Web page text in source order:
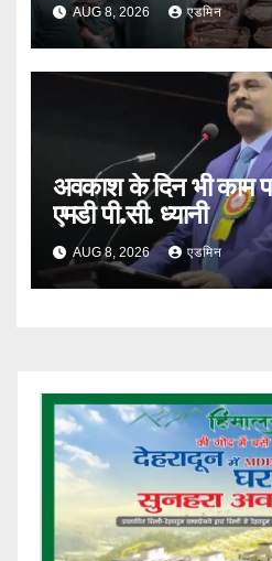
AUG 8, 2026 एडमिन
अवकाश के दिन भी काम
एमडी पी.सी. ध्यानी
AUG 8, 2026 एडमिन